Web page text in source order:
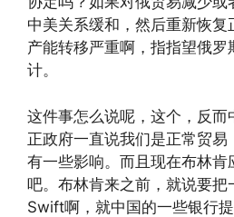
中美关系缓和，然后重新恢复
产能转移严重啊，指指望俄罗
计。
这件事怎么说呢，这个，反而
正政府一直说我们是正常贸易
有一些影响。而且现在布林肯
吧。布林肯来之前，就说要把
Swift啊，就中国的一些银行